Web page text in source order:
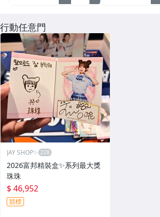
行動任意門
JAY SHOP✨
2026富邦精裝盒✨系列最大獎
珠珠
$ 46,952
競標